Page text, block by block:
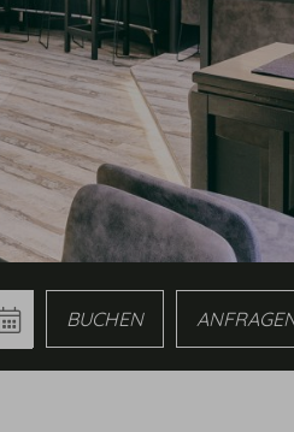
Buchen Anfragen